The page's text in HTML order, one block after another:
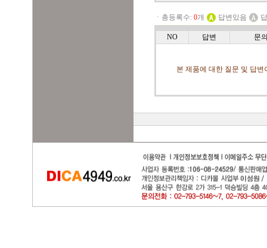
ㆍ총등록수: 0개 답변있음
NO 답변 문
본 제품에 대한 질문 및 답